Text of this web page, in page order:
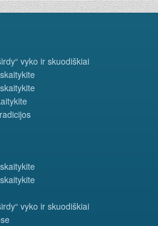
vyko ir skuodiškiai
vyko ir skuodiškiai